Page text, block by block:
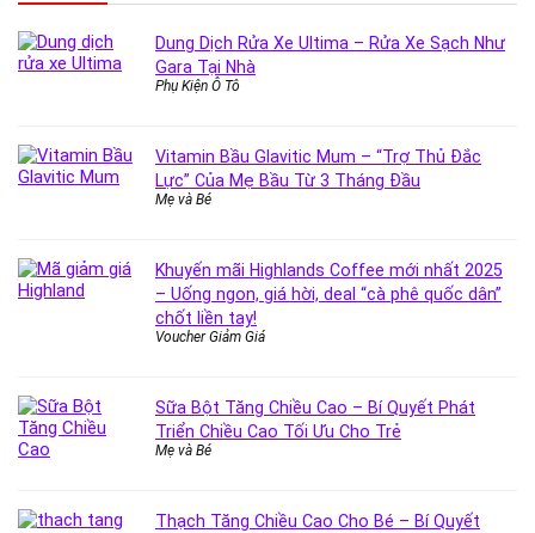
Dung Dịch Rửa Xe Ultima – Rửa Xe Sạch Như
Gara Tại Nhà
Phụ Kiện Ô Tô
Vitamin Bầu Glavitic Mum – “Trợ Thủ Đắc
Lực” Của Mẹ Bầu Từ 3 Tháng Đầu
Mẹ và Bé
Khuyến mãi Highlands Coffee mới nhất 2025
– Uống ngon, giá hời, deal “cà phê quốc dân”
chốt liền tay!
Voucher Giảm Giá
Sữa Bột Tăng Chiều Cao – Bí Quyết Phát
Triển Chiều Cao Tối Ưu Cho Trẻ
Mẹ và Bé
Thạch Tăng Chiều Cao Cho Bé – Bí Quyết